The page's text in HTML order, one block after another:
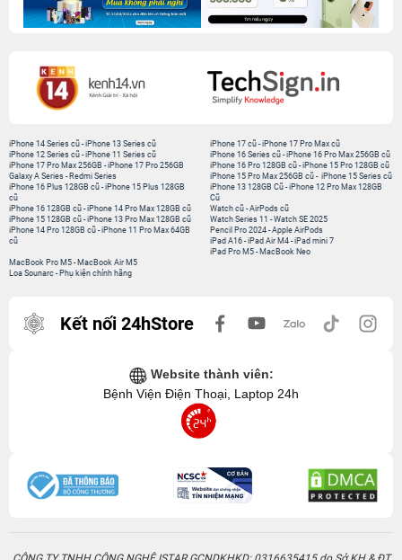
iPhone 14 Series cũ -iPhone 13 Series cũ
iPhone 12 Series cũ -iPhone 11 Series cũ
iPhone 17 Pro Max 256GB -iPhone 17 Pro 256GB
Galaxy A Series - Redmi Series
iPhone 17 cũ -iPhone 17 Pro Max cũ
iPhone 16 Series cũ - iPhone 16 Pro Max 256GB cũ
iPhone 16 Pro 128GB cũ -iPhone 15 Pro 128GB cũ
iPhone 15 Pro Max 256GB cũ - iPhone 15 Series cũ
iPhone 16 Plus 128GB cũ -iPhone 15 Plus 128GB
cũ
iPhone 16 128GB cũ -iPhone 14 Pro Max 128GB cũ
iPhone 15 128GB cũ -iPhone 13 Pro Max 128GB cũ
iPhone 14 Pro 128GB cũ -iPhone 11 Pro Max 64GB
cũ
iPhone 13 128GB Cũ -iPhone 12 Pro Max 128GB
Cũ
Watch cũ -AirPods cũ
Watch Series 11 -Watch SE 2025
Pencil Pro 2024 -Apple AirPods
iPad A16 -iPad Air M4 -iPad mini 7
iPad Pro M5 - MacBook Neo
MacBook Pro M5 - MacBook Air M5
Loa Sounarc - Phụ kiện chính hãng
Kết nối 24hStore
Website thành viên:
Bệnh Viện Điện Thoại, Laptop 24h